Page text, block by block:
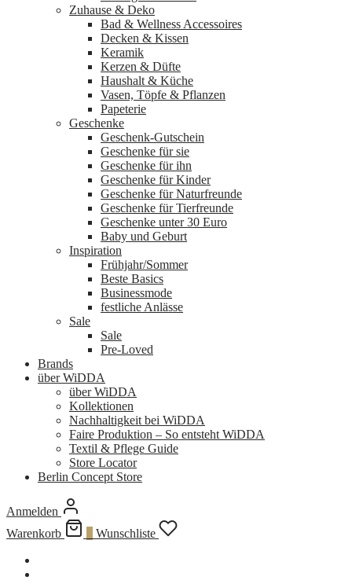
Zuhause & Deko
Bad & Wellness Accessoires
Decken & Kissen
Keramik
Kerzen & Düfte
Haushalt & Küche
Vasen, Töpfe & Pflanzen
Papeterie
Geschenke
Geschenk-Gutschein
Geschenke für sie
Geschenke für ihn
Geschenke für Kinder
Geschenke für Naturfreunde
Geschenke für Tierfreunde
Geschenke unter 30 Euro
Baby und Geburt
Inspiration
Frühjahr/Sommer
Beste Basics
Businessmode
festliche Anlässe
Sale
Sale
Pre-Loved
Brands
über WiDDA
über WiDDA
Kollektionen
Nachhaltigkeit bei WiDDA
Faire Produktion – So entsteht WiDDA
Textil & Pflege Guide
Store Locator
Berlin Concept Store
Anmelden
Warenkorb
Wunschliste